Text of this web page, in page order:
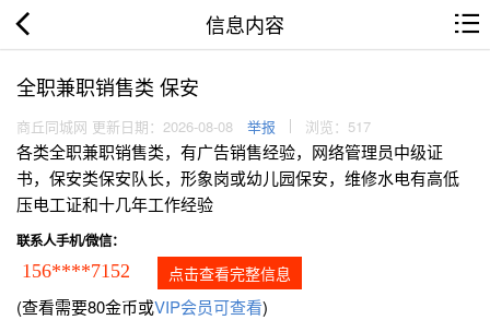
信息内容
全职兼职销售类 保安
商丘同城网 更新日期：2026-08-08 举报 浏览：517
各类全职兼职销售类，有广告销售经验，网络管理员中级证
书，保安类保安队长，形象岗或幼儿园保安，维修水电有高低
压电工证和十几年工作经验
联系人手机/微信：
156****7152 点击查看完整信息
(查看需要80金币或VIP会员可查看)